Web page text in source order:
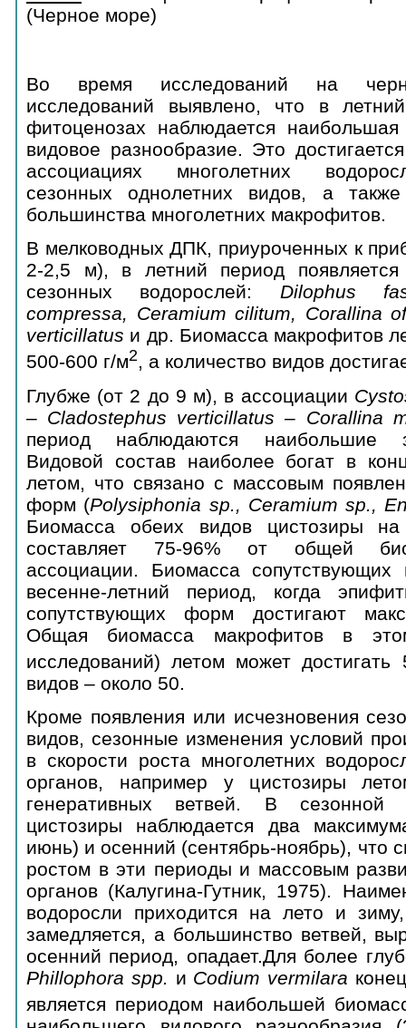
(Черное море)
Во время исследований на
исследований выявлено, что в
фитоценозах наблюдается
видовое разнообразие. Это
ассоциациях многолетних
сезонных однолетних видов, а также
большинства многолетних макрофитов.
В мелководных ДПК, приуроченных к
2-2,5 м), в летний период появляется
сезонных водорослей: Dilophus
compressa, Ceramiumcilitum, Corallina
verticillatus и др. Биомасса макрофитов
500-600 г/м2, а количество видов
Глубже (от 2 до 9 м), в ассоциации
– Cladostephus verticillatus – Corallina
период наблюдаются наибольшие
Видовой состав наиболее богат в
летом, что связано с массовым
форм (Polysiphonia sp., Ceramium sp.,
Биомасса обеих видов цистозиры на
составляет 75-96% от общей
ассоциации. Биомасса сопутствующих
весенне-летний период, когда
сопутствующих форм достигают
Общая биомасса макрофитов в
исследований) летом может достигать
видов – около 50.
Кроме появления или исчезновения
видов, сезонные изменения условий
в скорости роста многолетних
органов, например у цистозиры
генеративных ветвей. В сезонной
цистозиры наблюдается два
июнь) и осенний (сентябрь-ноябрь), что
ростом в эти периоды и массовым
органов (Калугина-Гутник, 1975).
водоросли приходится на лето и
замедляется, а большинство ветвей,
осенний период, опадает.Для более
Phillophora sрp. и Codium vermilara
является периодом наибольшей